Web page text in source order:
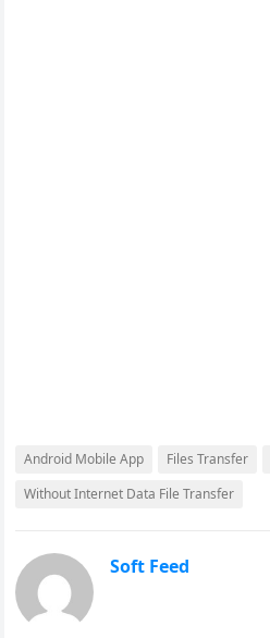
Android Mobile App Files Transfer
Without Internet Data File Transfer
Soft Feed